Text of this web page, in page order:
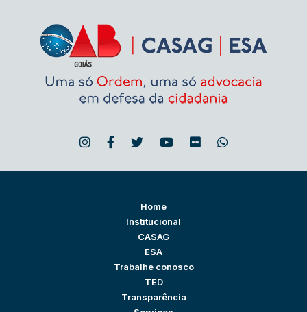
Home
Institucional
CASAG
ESA
Trabalhe conosco
TED
Transparência